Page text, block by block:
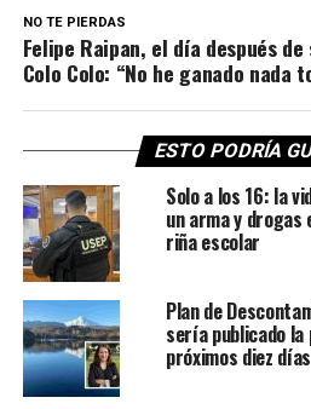
NO TE PIERDAS
Felipe Raipan, el día después
Colo Colo: “No he ganado nada
ESTO PODRÍA
Solo a los 16: la
un arma y
riña escolar
Plan de
sería publicado la
próximos diez días